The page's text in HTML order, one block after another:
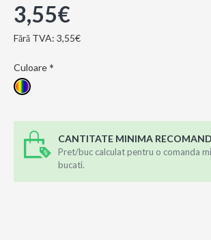
3,55€
Fără TVA: 3,55€
Culoare
CANTITATE MINIMA
Pret/buc calculat pentru o comanda
bucati.